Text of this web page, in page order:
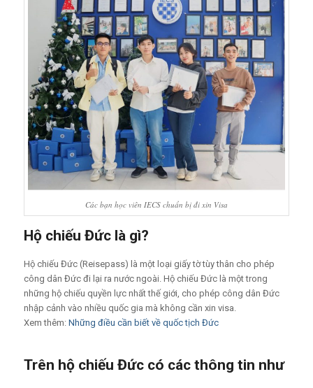
Các bạn học viên IECS chuẩn bị đi xin Visa
Hộ chiếu Đức là gì?
Hộ chiếu Đức (Reisepass) là một loại giấy tờ tùy thân cho phép
công dân Đức đi lại ra nước ngoài. Hộ chiếu Đức là một trong
những hộ chiếu quyền lực nhất thế giới, cho phép công dân Đức
nhập cảnh vào nhiều quốc gia mà không cần xin visa.
Xem thêm: Những điều cần biết về quốc tịch Đức
Trên hộ chiếu Đức có các thông tin như